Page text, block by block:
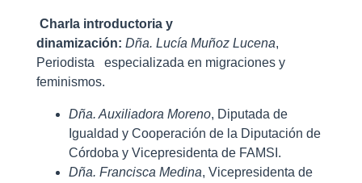
Charla introductoria y
dinamización: Dña. Lucía Muñoz Lucena,
Periodista especializada en migraciones y
feminismos.
Dña. Auxiliadora Moreno, Diputada de
Igualdad y Cooperación de la Diputación de
Córdoba y Vicepresidenta de FAMSI.
Dña. Francisca Medina, Vicepresidenta de